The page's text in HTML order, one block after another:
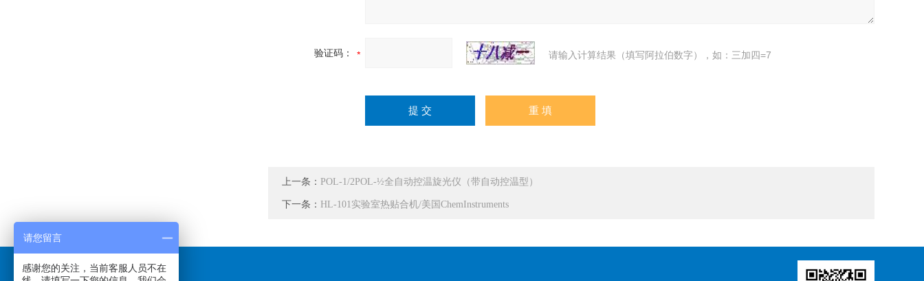
验证码： 请输入计算结果（填写阿拉伯数字），如：三加四=7
上一条： POL-1/2POL-½全自动控温旋光仪（带自动控温型）
下一条： HL-101实验室热贴合机/美国ChemInstruments
请您留言
感谢您的关注，当前客服人员不在